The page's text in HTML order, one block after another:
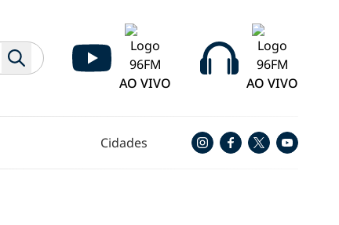
AO VIVO
AO VIVO
Cidades